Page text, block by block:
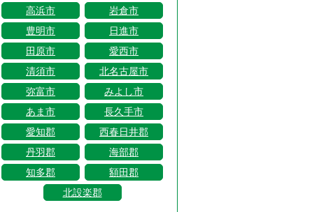
高浜市
岩倉市
豊明市
日進市
田原市
愛西市
清須市
北名古屋市
弥富市
みよし市
あま市
長久手市
愛知郡
西春日井郡
丹羽郡
海部郡
知多郡
額田郡
北設楽郡